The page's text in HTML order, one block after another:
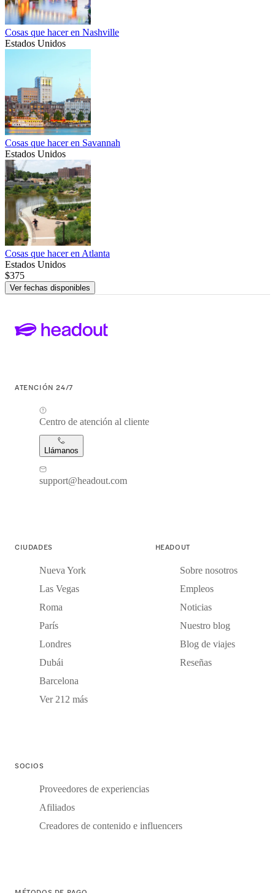
Cosas que hacer en Nashville
Estados Unidos
Cosas que hacer en Savannah
Estados Unidos
Cosas que hacer en Atlanta
Estados Unidos
$375
Ver fechas disponibles
ATENCIÓN 24/7
Centro de atención al cliente
Llámanos
support@headout.com
CIUDADES
Nueva York
Las Vegas
Roma
París
Londres
Dubái
Barcelona
Ver 212 más
HEADOUT
Sobre nosotros
Empleos
Noticias
Nuestro blog
Blog de viajes
Reseñas
SOCIOS
Proveedores de experiencias
Afiliados
Creadores de contenido e influencers